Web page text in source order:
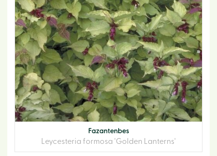
Fazantenbes
Leycesteria formosa 'Golden Lanterns'